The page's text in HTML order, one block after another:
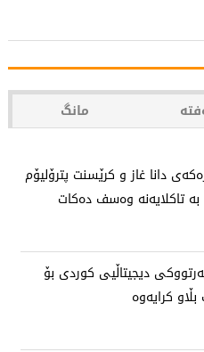
مانگ
دانا غاز و کرێسنت پترۆلیۆم
بە تاکلایەنە وەسف دەکات
دیجیتاڵیی کوردی بۆ
کرایەوە